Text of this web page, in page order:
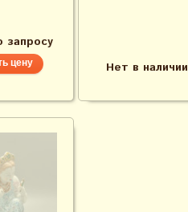
запросу
цену Нет в наличии